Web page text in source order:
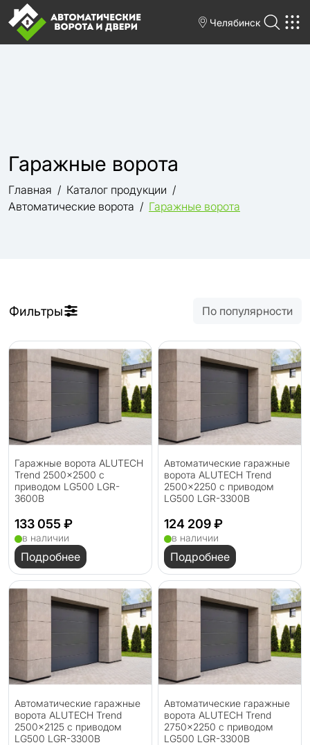
Челябинск
Гаражные ворота
Главная
Каталог продукции
Автоматические ворота
Гаражные ворота
Фильтры По популярности
Гаражные ворота ALUTECH
Trend 2500×2500 с
приводом LG500 LGR-
3600B
133 055 ₽
в наличии
Подробнее
Автоматические гаражные
ворота ALUTECH Trend
2500×2250 с приводом
LG500 LGR-3300B
124 209 ₽
в наличии
Подробнее
Автоматические гаражные
ворота ALUTECH Trend
2500×2125 с приводом
LG500 LGR-3300B
Автоматические гаражные
ворота ALUTECH Trend
2750×2250 с приводом
LG500 LGR-3300B